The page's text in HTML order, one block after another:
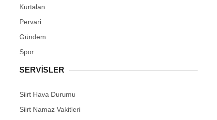
Kurtalan
Pervari
Gündem
Spor
SERVİSLER
Siirt Hava Durumu
Siirt Namaz Vakitleri